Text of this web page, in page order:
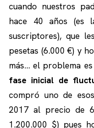
cuando nuestros
hace 40 años (es
suscriptores), que
pesetas (6.000 €) y
más… el problema
fase inicial de
compró uno de esos
2017 al precio de
1.200.000 $) pues